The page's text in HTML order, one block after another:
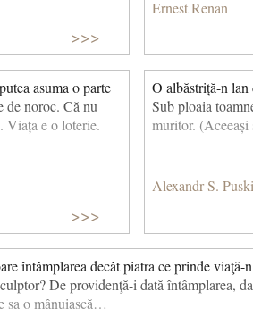
>>>
Ernest Renan
asuma o parte
de noroc. Că nu
Viața e o loterie.
>>>
O albăstriță-n
Sub ploaia
muritor.
Alexandr S.
întâmplarea decât piatra ce prinde viaţă-
De providenţă-i dată întâmplarea,
sa o mânuiască…